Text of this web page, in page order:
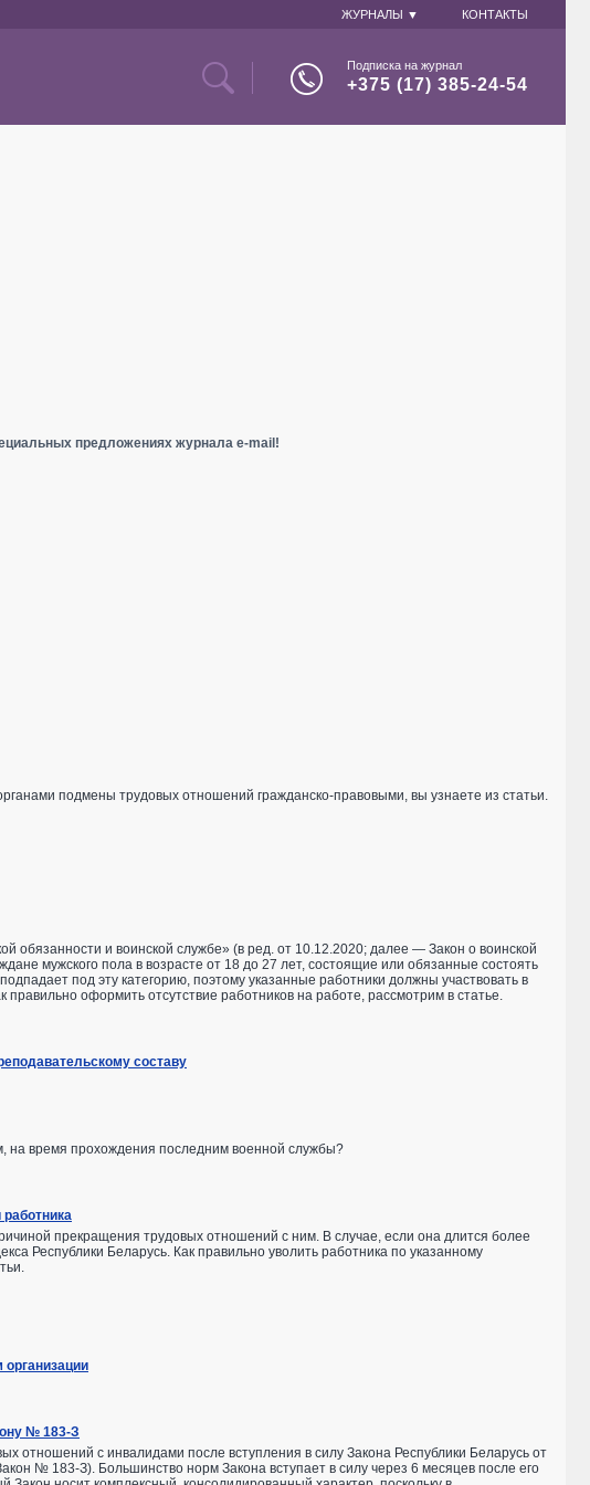
ЖУРНАЛЫ ▼ КОНТАКТЫ
Подписка на журнал
+375 (17) 385-24-54
предложениях журнала e-mail!
подмены трудовых отношений гражданско-правовыми, вы узнаете из статьи.
обязанности и воинской службе» (в ред. от 10.12.2020; далее — Закон о воинской
мужского пола в возрасте от 18 до 27 лет, состоящие или обязанные состоять
под эту категорию, поэтому указанные работники должны участвовать в
оформить отсутствие работников на работе, рассмотрим в статье.
составу
на время прохождения последним военной службы?
прекращения трудовых отношений с ним. В случае, если она длится более
Республики Беларусь. Как правильно уволить работника по указанному
№ 183-З
отношений с инвалидами после вступления в силу Закона Республики Беларусь от
№ 183-З). Большинство норм Закона вступает в силу через 6 месяцев после его